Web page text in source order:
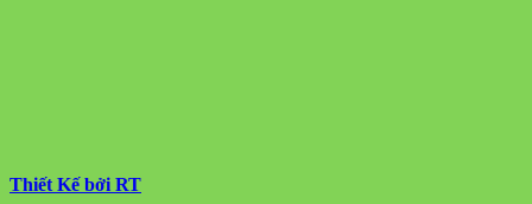
Thiết Kế bởi RT